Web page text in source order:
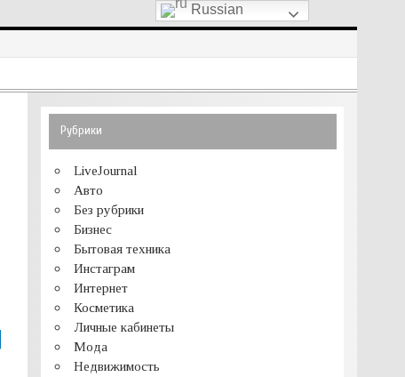
Рубрики
LiveJournal
Авто
Без рубрики
Бизнес
Бытовая техника
Инстаграм
Интернет
Косметика
Личные кабинеты
Мода
Недвижимость
Russian